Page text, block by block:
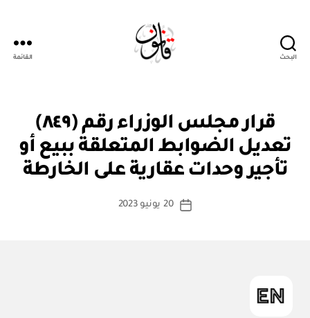
البحث القائمة
التصنيفات
مج
قرار مجلس الوزراء رقم (٨٤٩)
تعديل الضوابط المتعلقة ببيع أو
تأجير وحدات عقارية على الخارطة
كاتب
بو
س
ة
تاريخ
20 يونيو 2023